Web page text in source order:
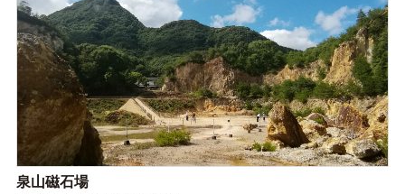
泉山磁石場